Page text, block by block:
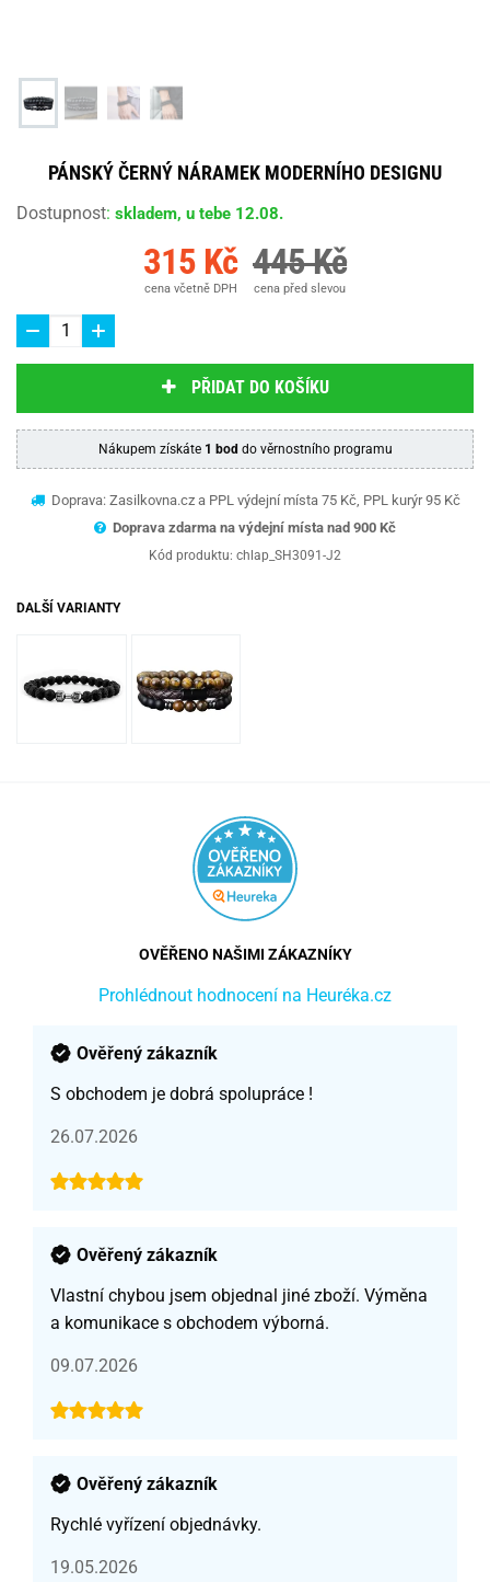
PÁNSKÝ ČERNÝ NÁRAMEK MODERNÍHO DESIGNU
Dostupnost: skladem, u tebe 12.08.
315 Kč
cena včetně DPH
445 Kč
cena před slevou
PŘIDAT DO KOŠÍKU
Nákupem získáte 1 bod do věrnostního programu
Doprava: Zasilkovna.cz a PPL výdejní místa 75 Kč, PPL kurýr 95 Kč
Doprava zdarma na výdejní místa nad 900 Kč
Kód produktu: chlap_SH3091-J2
DALŠÍ VARIANTY
OVĚŘENO NAŠIMI ZÁKAZNÍKY
Prohlédnout hodnocení na Heuréka.cz
Ověřený zákazník
S obchodem je dobrá spolupráce !
26.07.2026
Ověřený zákazník
Vlastní chybou jsem objednal jiné zboží. Výměna
a komunikace s obchodem výborná.
09.07.2026
Ověřený zákazník
Rychlé vyřízení objednávky.
19.05.2026